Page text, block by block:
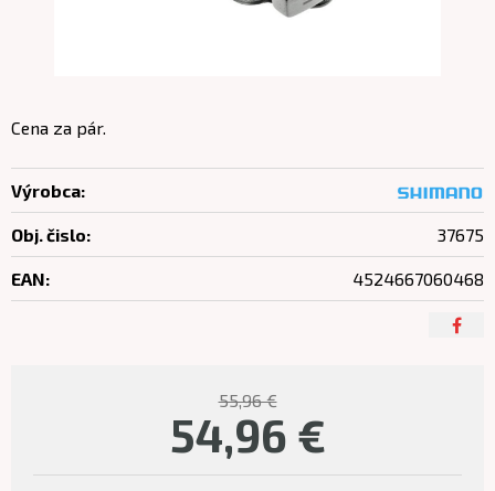
55,96 €
54,96 €
Cena za pár.
Výrobca:
Obj. čislo: 37675
EAN: 4524667060468